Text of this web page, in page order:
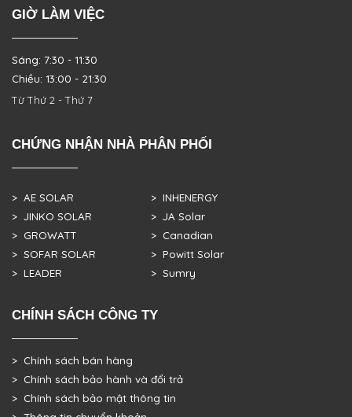
GIỜ LÀM VIỆC
Sáng: 7:30 - 11:30
Chiều: 13:00 - 21:30
Từ Thứ 2 - Thứ 7
CHỨNG NHẬN NHÀ PHÂN PHỐI
> AE SOLAR
> JINKO SOLAR
> GROWATT
> SOFAR SOLAR
> LEADER
> INHENERGY
> JA Solar
> Canadian
> Powitt Solar
> Sumry
CHÍNH SÁCH CÔNG TY
> Chính sách bán hàng
> Chính sách bảo hành và đổi trả
> Chính sách bảo mật thông tin